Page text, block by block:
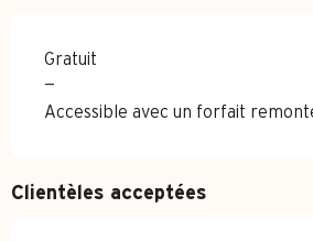
Gratuit
—
Accessible avec un forfait
Clientèles acceptées